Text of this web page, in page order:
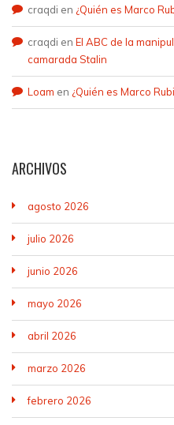
craqdi en ¿Quién es Marco
craqdi en El ABC de la
camarada Stalin
Loam en ¿Quién es Marco
ARCHIVOS
agosto 2026
julio 2026
junio 2026
mayo 2026
abril 2026
marzo 2026
febrero 2026